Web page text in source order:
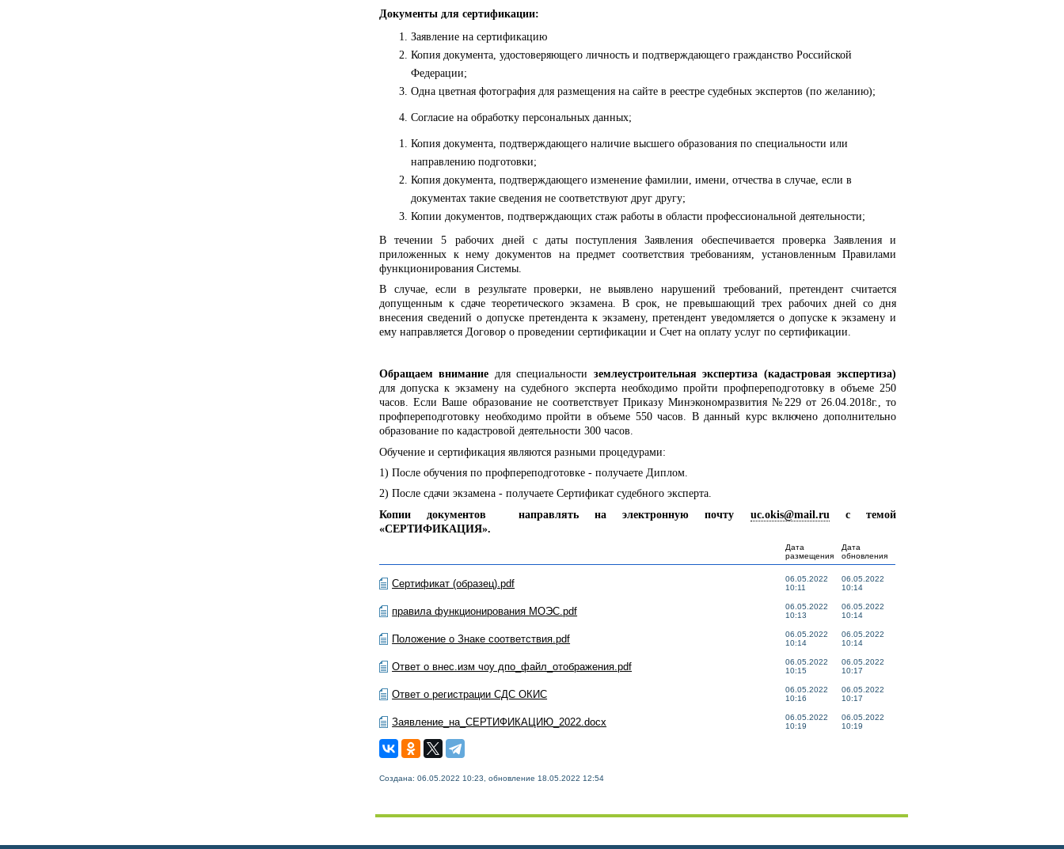
Документы для сертификации:
Заявление на сертификацию
Копия документа, удостоверяющего личность и подтверждающего гражданство Российской
Федерации;
Одна цветная фотография для размещения на сайте в реестре судебных экспертов (по желанию);
Согласие на обработку персональных данных;
Копия документа, подтверждающего наличие высшего образования по специальности или
направлению подготовки;
Копия документа, подтверждающего изменение фамилии, имени, отчества в случае, если в
документах такие сведения не соответствуют друг другу;
Копии документов, подтверждающих стаж работы в области профессиональной деятельности;
В течении 5 рабочих дней с даты поступления Заявления обеспечивается проверка Заявления и
приложенных к нему документов на предмет соответствия требованиям, установленным Правилами
функционирования Системы.
В случае, если в результате проверки, не выявлено нарушений требований, претендент считается
допущенным к сдаче теоретического экзамена. В срок, не превышающий трех рабочих дней со дня
внесения сведений о допуске претендента к экзамену, претендент уведомляется о допуске к экзамену и
ему направляется Договор о проведении сертификации и Счет на оплату услуг по сертификации.
Обращаем внимание для специальности землеустроительная экспертиза (кадастровая экспертиза)
для допуска к экзамену на судебного эксперта необходимо пройти профпереподготовку в объеме 250
часов. Если Ваше образование не соответствует Приказу Минэкономразвития №229 от 26.04.2018г., то
профпереподготовку необходимо пройти в объеме 550 часов. В данный курс включено дополнительно
образование по кадастровой деятельности 300 часов.
Обучение и сертификация являются разными процедурами:
1) После обучения по профпереподготовке - получаете Диплом.
2) После сдачи экзамена - получаете Сертификат судебного эксперта.
Копии документов направлять на электронную почту uc.okis@mail.ru
с темой
«СЕРТИФИКАЦИЯ».
Дата
размещения
Дата
обновления
Сертификат (образец).pdf
06.05.2022
10:11
06.05.2022
10:14
правила функционирования МОЭС.pdf
06.05.2022
10:13
06.05.2022
10:14
Положение о Знаке соответствия.pdf
06.05.2022
10:14
06.05.2022
10:14
Ответ о внес.изм чоу дпо_файл_отображения.pdf
06.05.2022
10:15
06.05.2022
10:17
Ответ о регистрации СДС ОКИС
06.05.2022
10:16
06.05.2022
10:17
Заявление_на_СЕРТИФИКАЦИЮ_2022.docx
06.05.2022
10:19
06.05.2022
10:19
Создана: 06.05.2022 10:23, обновление 18.05.2022 12:54